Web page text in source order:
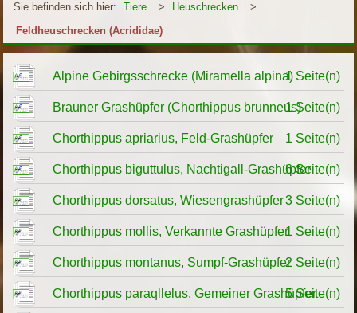
Sie befinden sich hier: Tiere > Heuschrecken
>
Feldheuschrecken (Acrididae)
Alpine Gebirgsschrecke (Miramella alpina)1 Seite(n)
Brauner Grashüpfer (Chorthippus brunneus)1 Seite(n)
Chorthippus apriarius, Feld-Grashüpfer 1 Seite(n)
Chorthippus biguttulus, Nachtigall-Grashüpfer6 Seite(n)
Chorthippus dorsatus, Wiesengrashüpfer3 Seite(n)
Chorthippus mollis, Verkannte Grashüpfer1 Seite(n)
Chorthippus montanus, Sumpf-Grashüpfer2 Seite(n)
Chorthippus paraqllelus, Gemeiner Grashüpfer
5 Seite(n)